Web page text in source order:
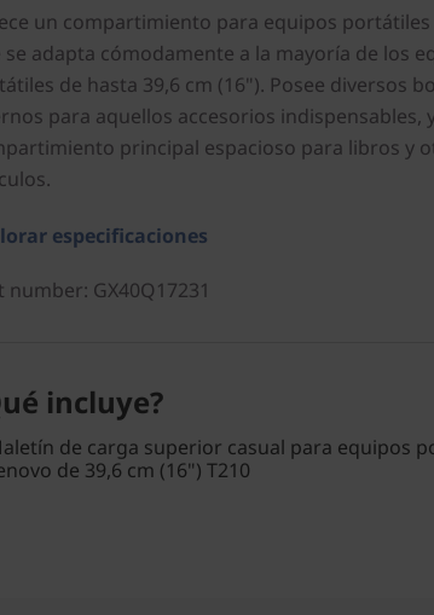
un compartimiento para equipos
se adapta cómodamente a la mayoría de los
de hasta 39,6 cm (16"). Posee diversos
para aquellos accesorios indispensables,
principal espacioso para libros y
especificaciones
number: GX40Q17231
incluye?
de carga superior casual para equipos
de 39,6 cm (16") T210